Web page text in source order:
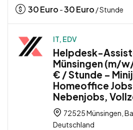
30Euro -30Euro / Stunde
IT, EDV
Helpdesk-
Münsingen (m/
€ / Stunde –
Homeoffice
Nebenjobs,
72525 Münsingen,
Deutschland